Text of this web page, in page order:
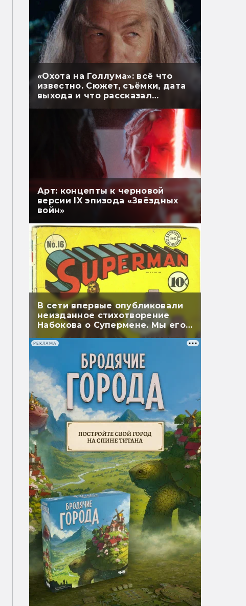
«Охота на Голлума»: всё что
известно. Сюжет, съёмки, дата
выхода и что рассказал
Арт: концепты к черновой
версии IX эпизода «Звёздных
войн»
В сети впервые опубликовали
неизданное стихотворение
Набокова о Супермене. Мы его
перевели
РЕКЛАМА